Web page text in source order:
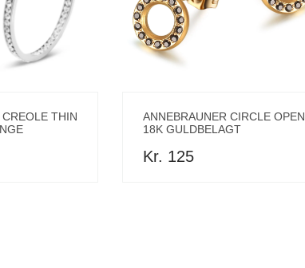
THIN
ANNEBRAUNER CIRCLE OPEN
18K GULDBELAGT
Kr. 125